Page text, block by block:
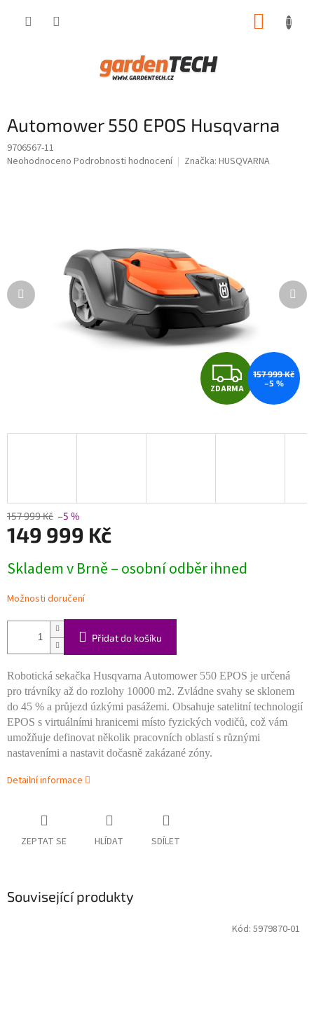
Automower 550 EPOS Husqvarna
9706567-11
Průměrné
Neohodnoceno Podrobnosti hodnocení Značka: HUSQVARNA
Z
D
A
ZDARMA
157 999 Kč
–5 %
157 999 Kč –5 %
149 999 Kč
cena:
Skladem v Brně – osobní odběr ihned
Možnosti doručení
Přidat do košíku
Robotická sekačka Husqvarna Automower 550 EPOS je určená
pro trávníky až do rozlohy 10000 m2. Zvládne svahy se sklonem
do 45 % a průjezd úzkými pasážemi. Obsahuje satelitní technologií
EPOS s virtuálními hranicemi místo fyzických vodičů, což vám
umožňuje definovat několik pracovních oblastí s různými
nastaveními a nastavit dočasně zakázané zóny.
Detailní informace
ZEPTAT SE HLÍDAT SDÍLET
Související produkty
Kód: 5979870-01